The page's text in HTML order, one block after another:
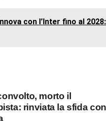
con l’Inter fino al
morto il
rinviata la sfida con